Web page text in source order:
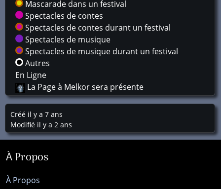
Mascarade dans un festival
Spectacles de contes
Spectacles de contes durant un festival
Spectacles de musique
Spectacles de musique durant un festival
Autres
En Ligne
La Page à Melkor sera présente
Créé il y a 7 ans
Modifié il y a 2 ans
À Propos
À Propos